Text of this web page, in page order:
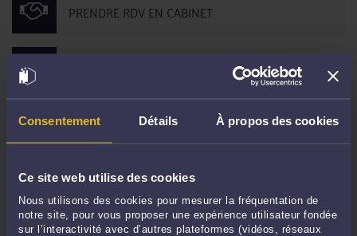
Consentement Détails À propos des cookies
Ce site web utilise des cookies
Nous utilisons des cookies pour mesurer la fréquentation de
notre site, pour vous proposer une expérience utilisateur fondée
sur l’interactivité avec d’autres plateformes (vidéos, réseaux
PRENDRE RDV EN CABINET
POSER UNE QUESTION ÉCRITE
DERNIÈRES PUBLICATIONS